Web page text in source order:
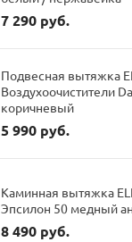
7 290 руб.
Подвесная вытяжка
Воздухоочистители
коричневый
5 990 руб.
Каминная вытяжка
Эпсилон 50 медный
8 490 руб.